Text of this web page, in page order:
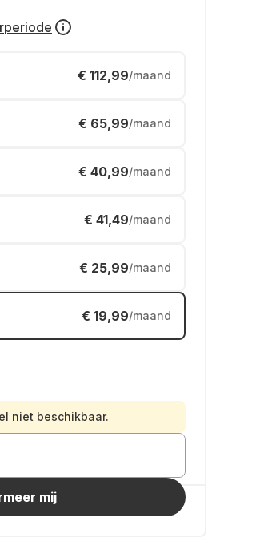
€ 112,99/maand
€ 65,99/maand
€ 40,99/maand
€ 41,49/maand
€ 25,99/maand
€ 19,99/maand
niet beschikbaar.
mij